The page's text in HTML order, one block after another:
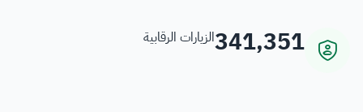
341,351الزيارات الرقابية